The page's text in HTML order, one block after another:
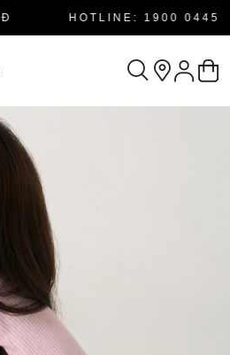
HOTLINE: 1900 0445